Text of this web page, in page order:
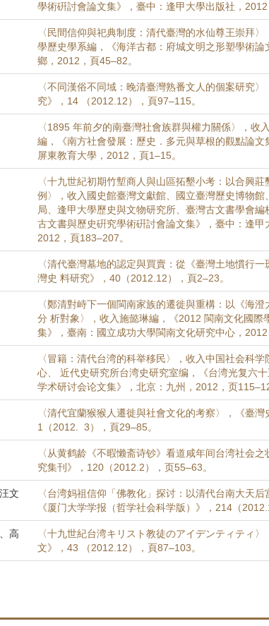
學術硏討會論文集》，臺中：逢甲大學出版社，2012
〈民間信仰與祀典制度：清代臺灣的水仙尊王崇拜
學歷史學系編，《海洋古都：府城文明之形塑學術論
鄉，2012，頁45–82。
〈不同漢俗不同域：晚清臺灣熟番文人的個案研究〉
究》，14 （2012.12），頁97–115。
〈1895 年前夕的南臺灣社會族群與權力關係〉，收
編，《南方社會發展：歷史．多元與草根的觀點論文
屏東教育大學，2012，頁1–15。
〈十九世紀初期竹塹商人與山區拓墾小考：以合興莊
例〉，收入國史館臺灣文獻館、國立臺灣歷史博物館
局、逢甲大學歷史與文物研究所、臺灣古文書學會編
古文書與歷史硏究學術硏討會論文集》，臺中：逢甲
2012，頁183–207。
〈清代臺灣墓地的認定與買賣：從《臺灣土地慣行
灣史 料研究》，40（2012.12），頁2–23。
〈鄭清對峙下一個閩南家族的遷徙與重構：以《海
分 析對象〉，收入施懿琳編，《2012 閩南文化國際
集》，臺南：國立成功大學閩南文化研究中心，2012
〈冒籍：清代台湾的科举移民〉，收入中国社会科学
心、 近代史研究所台湾史研究室编，《台湾光复六
学术研讨会论文集》，北京：九州，2012，页
〈清代宜蘭猴猴人遷徙與社會文化的考察〉，《臺灣
1（2012. 3），頁29–85。
〈从黄鹤龄《不暇懒斋诗钞》看道咸年间台湾社会
究集刊》，120（2012.2），页55–63。
文
〈台湾妈祖信仰「佛教化」探讨：以清代台南大天后
《厦门大学学报（哲学社会科学版）》，214（
高
〈十九世紀台湾キリスト教徒のアイデンティティ〉
文》，43 （2012.12），頁87–103。